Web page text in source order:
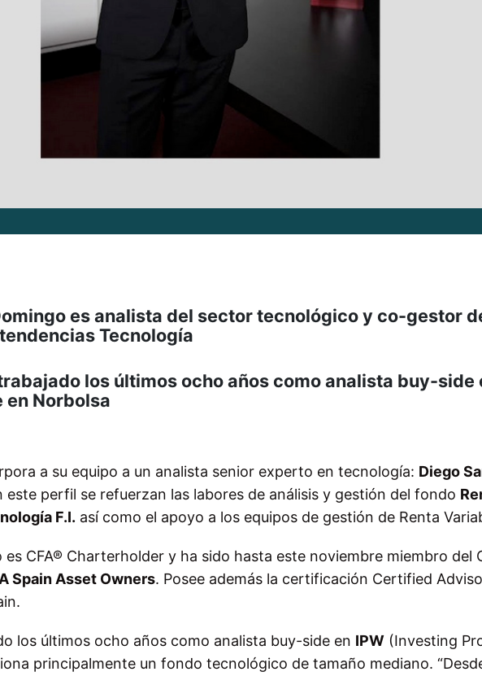
es analista del sector tecnológico y co-gestor
Tecnología
los últimos ocho años como analista buy-side
Norbolsa
a su equipo a un analista senior experto en tecnología: Diego
este perfil se refuerzan las labores de análisis y gestión del fondo
F.I. así como el apoyo a los equipos de gestión de Renta
es CFA® Charterholder y ha sido hasta este noviembre miembro del
Spain Asset Owners. Posee además la certificación Certified
los últimos ocho años como analista buy-side en IPW (Investing
principalmente un fondo tecnológico de tamaño mediano.